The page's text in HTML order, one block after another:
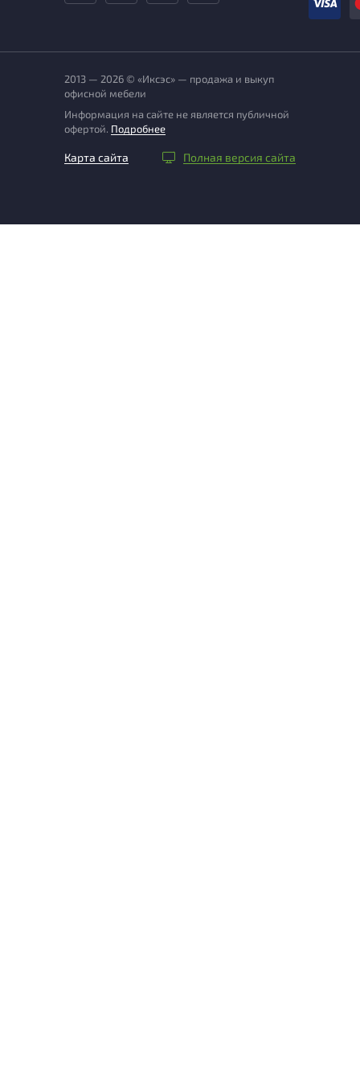
2013 — 2026 © «Иксэс» — продажа и выкуп
офисной мебели
Информация на сайте не является публичной
офертой. Подробнее
Карта сайта Полная версия сайта